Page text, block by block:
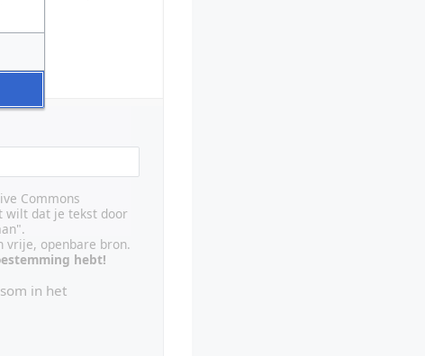
Commons
wilt dat je tekst door
vrije, openbare bron.
hebt!
in het